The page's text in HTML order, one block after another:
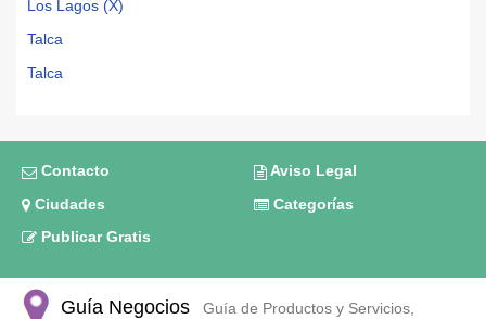
Los Lagos (X)
Talca
Talca
Contacto
Aviso Legal
Ciudades
Categorías
Publicar Gratis
Guía Negocios Guía de Productos y Servicios,